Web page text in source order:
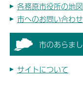
各務原市役所の地図
市へのお問い合わせ
市のあらまし
サイトについて